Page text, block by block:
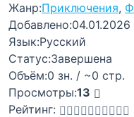
Жанр:Приключения,
Добавлено:04.01.2026
Язык:Русский
Статус:Завершена
Объём:0 зн. / ~0 стр.
Просмотры:13
Рейтинг: